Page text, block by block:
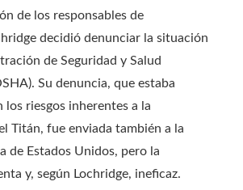
de los responsables de
decidió denunciar la situación
de Seguridad y Salud
Su denuncia, que estaba
los riesgos inherentes a la
Titán, fue enviada también a la
de Estados Unidos, pero la
y, según Lochridge, ineficaz.